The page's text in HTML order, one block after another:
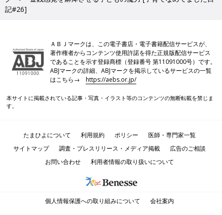
記#26]
ＡＢＪマークは、この電子書店・電子書籍配信サービスが、
著作権者からコンテンツ使用許諾を得た正規版配信サービス
であることを示す登録商標（登録番号 第11091000号）です。
ABJマークの詳細、ABJマークを掲示しているサービスの一覧
はこちら→https://aebs.or.jp/
本サイトに掲載されている記事・写真・イラスト等のコンテンツの無断転載を禁じま
す。
たまひよについて 利用規約 ポリシー
医師・専門家一覧
サイトマップ
調査・プレスリリース・メディア掲載
広告のご相談
お問い合わせ
利用者情報の取り扱いについて
個人情報保護への取り組みについて 会社案内